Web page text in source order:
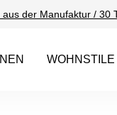
der Manufaktur / 30
WOHNSTILE